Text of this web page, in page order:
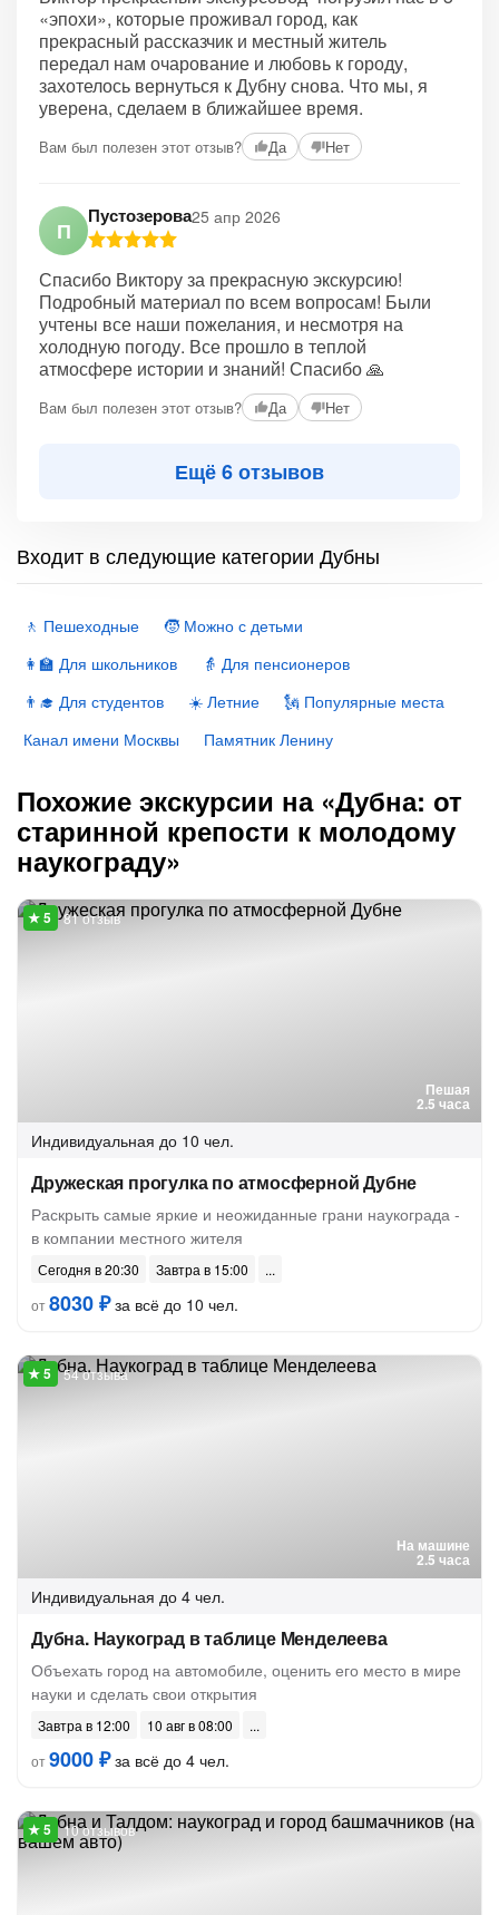
«эпохи», которые проживал город, как
прекрасный рассказчик и местный житель
передал нам очарование и любовь к городу,
захотелось вернуться к Дубну снова. Что мы, я
уверена, сделаем в ближайшее время.
Вам был полезен этот отзыв? Да Нет
П
Пустозерова25 апр 2026
Спасибо Виктору за прекрасную экскурсию!
Подробный материал по всем вопросам! Были
учтены все наши пожелания, и несмотря на
холодную погоду. Все прошло в теплой
атмосфере истории и знаний! Спасибо 🙏
Вам был полезен этот отзыв? Да Нет
Ещё 6 отзывов
Входит в следующие категории Дубны
🚶 Пешеходные
🧒 Можно с детьми
👩‍🏫 Для школьников
👵 Для пенсионеров
👨‍🎓 Для студентов
☀️ Летние
🗽 Популярные места
Канал имени Москвы
Памятник Ленину
Похожие экскурсии на «Дубна: от
старинной крепости к молодому
наукограду»
Пешая
2.5 часа
81 отзыв
Индивидуальная до 10 чел.
Дружеская прогулка по атмосферной Дубне
Раскрыть самые яркие и неожиданные грани наукограда -
в компании местного жителя
Сегодня в 20:30
Завтра в 15:00
от8030 ₽за всё до 10 чел.
На машине
2.5 часа
54 отзыва
Индивидуальная до 4 чел.
Дубна. Наукоград в таблице Менделеева
Объехать город на автомобиле, оценить его место в мире
науки и сделать свои открытия
Завтра в 12:00
10 авг в 08:00
от9000 ₽за всё до 4 чел.
10 отзывов